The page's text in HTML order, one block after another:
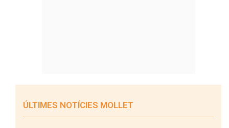
ÚLTIMES NOTÍCIES MOLLET